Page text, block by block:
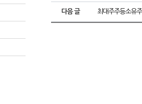
다음 글 최대주주등소유